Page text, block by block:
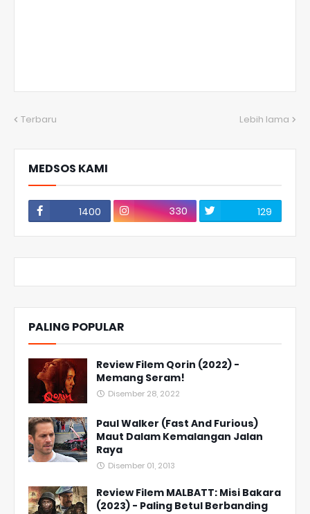
Terbaru Lebih lama
MEDSOS KAMI
1400 330 129
PALING POPULAR
Review Filem Qorin (2022) -
Memang Seram!
Disember 28, 2022
Paul Walker (Fast And Furious)
Maut Dalam Kemalangan Jalan
Raya
Disember 01, 2013
Review Filem MALBATT: Misi Bakara
(2023) - Paling Betul Berbanding